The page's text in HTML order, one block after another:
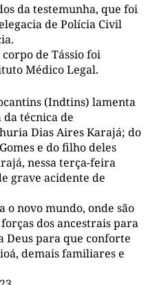
da testemunha, que foi
de Polícia Civil
de Tássio foi
Médico Legal.
(Indtins) lamenta
técnica de
Dias Aires Karajá; do
e do filho deles
nessa terça-feira
grave acidente de
o novo mundo, onde são
dos ancestrais para
Deus para que conforte
demais familiares e